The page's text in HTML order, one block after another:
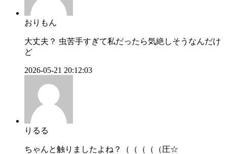
おりもん
大丈夫？ 虫苦手すぎて私だったら気絶しそうなんだけ
ど
2026-05-21 20:12:03
りるる
ちゃんと触りましたよね？（（（（（圧☆